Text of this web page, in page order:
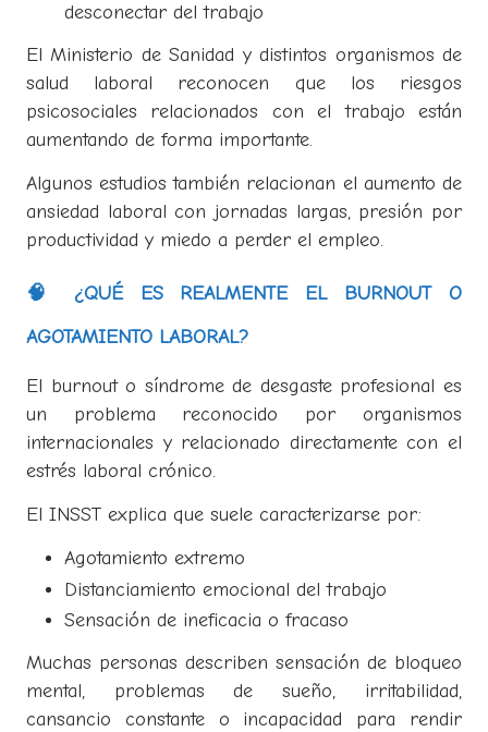
desconectar del trabajo
El Ministerio de Sanidad y distintos organismos de
salud laboral reconocen que los riesgos
psicosociales relacionados con el trabajo están
aumentando de forma importante.
Algunos estudios también relacionan el aumento de
ansiedad laboral con jornadas largas, presión por
productividad y miedo a perder el empleo.
🧠 ¿QUÉ ES REALMENTE EL BURNOUT O
AGOTAMIENTO LABORAL?
El burnout o síndrome de desgaste profesional es
un problema reconocido por organismos
internacionales y relacionado directamente con el
estrés laboral crónico.
El INSST explica que suele caracterizarse por:
Agotamiento extremo
Distanciamiento emocional del trabajo
Sensación de ineficacia o fracaso
Muchas personas describen sensación de bloqueo
mental, problemas de sueño, irritabilidad,
cansancio constante o incapacidad para rendir